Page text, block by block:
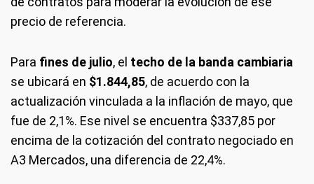
precio de referencia.
Para fines de julio, el techo de la banda cambiaria
se ubicará en $1.844,85, de acuerdo con la
actualización vinculada a la inflación de mayo, que
fue de 2,1%. Ese nivel se encuentra $337,85 por
encima de la cotización del contrato negociado en
A3 Mercados, una diferencia de 22,4%.